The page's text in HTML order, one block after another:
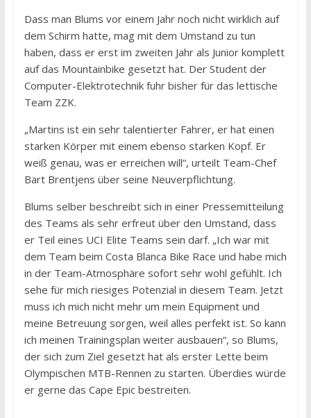
Dass man Blums vor einem Jahr noch nicht wirklich auf
dem Schirm hatte, mag mit dem Umstand zu tun
haben, dass er erst im zweiten Jahr als Junior komplett
auf das Mountainbike gesetzt hat. Der Student der
Computer-Elektrotechnik fuhr bisher für das lettische
Team ZZK.
„Martins ist ein sehr talentierter Fahrer, er hat einen
starken Körper mit einem ebenso starken Kopf. Er
weiß genau, was er erreichen will“, urteilt Team-Chef
Bart Brentjens über seine Neuverpflichtung.
Blums selber beschreibt sich in einer Pressemitteilung
des Teams als sehr erfreut über den Umstand, dass
er Teil eines UCI Elite Teams sein darf. „Ich war mit
dem Team beim Costa Blanca Bike Race und habe mich
in der Team-Atmosphäre sofort sehr wohl gefühlt. Ich
sehe für mich riesiges Potenzial in diesem Team. Jetzt
muss ich mich nicht mehr um mein Equipment und
meine Betreuung sorgen, weil alles perfekt ist. So kann
ich meinen Trainingsplan weiter ausbauen“, so Blums,
der sich zum Ziel gesetzt hat als erster Lette beim
Olympischen MTB-Rennen zu starten. Überdies würde
er gerne das Cape Epic bestreiten.